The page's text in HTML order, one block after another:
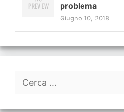
problema
Giugno 10, 2018
Ricerca